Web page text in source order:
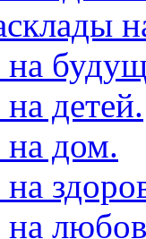
детей.
на дом.
на